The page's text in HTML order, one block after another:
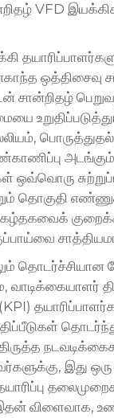
VFD
ஒத்திசைவு
ஒவ்வொரு
தொகுதி
தொடர்ச்சியான
(KPI)
திருத்த
இது
இதன் விளைவாக,